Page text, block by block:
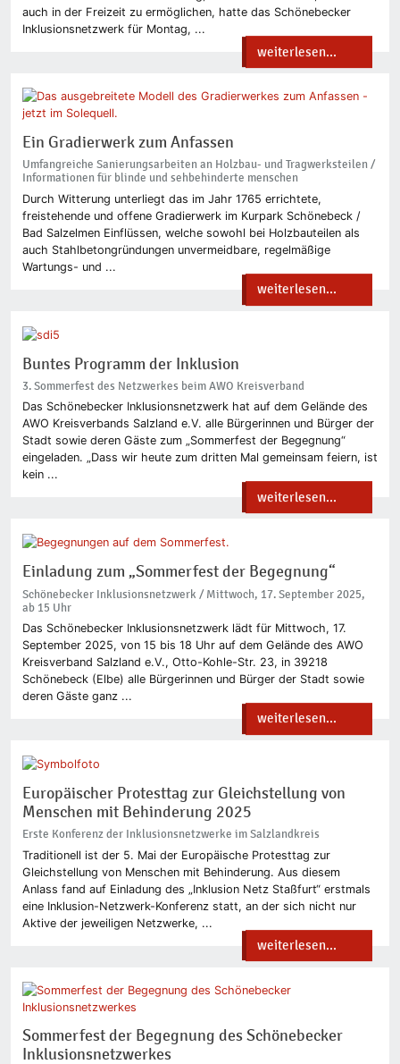
auch in der Freizeit zu ermöglichen, hatte das Schönebecker
Inklusionsnetzwerk für Montag, ...
weiterlesen...
Ein Gradierwerk zum Anfassen
Umfangreiche Sanierungsarbeiten an Holzbau- und Tragwerksteilen /
Informationen für blinde und sehbehinderte menschen
Durch Witterung unterliegt das im Jahr 1765 errichtete,
freistehende und offene Gradierwerk im Kurpark Schönebeck /
Bad Salzelmen Einflüssen, welche sowohl bei Holzbauteilen als
auch Stahlbetongründungen unvermeidbare, regelmäßige
Wartungs- und ...
weiterlesen...
Buntes Programm der Inklusion
3. Sommerfest des Netzwerkes beim AWO Kreisverband
Das Schönebecker Inklusionsnetzwerk hat auf dem Gelände des
AWO Kreisverbands Salzland e.V. alle Bürgerinnen und Bürger der
Stadt sowie deren Gäste zum „Sommerfest der Begegnung“
eingeladen. „Dass wir heute zum dritten Mal gemeinsam feiern, ist
kein ...
weiterlesen...
Einladung zum „Sommerfest der Begegnung“
Schönebecker Inklusionsnetzwerk / Mittwoch, 17. September 2025,
ab 15 Uhr
Das Schönebecker Inklusionsnetzwerk lädt für Mittwoch, 17.
September 2025, von 15 bis 18 Uhr auf dem Gelände des AWO
Kreisverband Salzland e.V., Otto-Kohle-Str. 23, in 39218
Schönebeck (Elbe) alle Bürgerinnen und Bürger der Stadt sowie
deren Gäste ganz ...
weiterlesen...
Europäischer Protesttag zur Gleichstellung von
Menschen mit Behinderung 2025
Erste Konferenz der Inklusionsnetzwerke im Salzlandkreis
Traditionell ist der 5. Mai der Europäische Protesttag zur
Gleichstellung von Menschen mit Behinderung. Aus diesem
Anlass fand auf Einladung des „Inklusion Netz Staßfurt“ erstmals
eine Inklusion-Netzwerk-Konferenz statt, an der sich nicht nur
Aktive der jeweiligen Netzwerke, ...
weiterlesen...
Sommerfest der Begegnung des Schönebecker
Inklusionsnetzwerkes